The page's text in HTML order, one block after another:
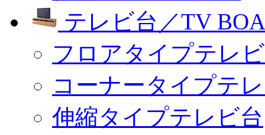
テレビ台／TV
フロアタイプテレ
コーナータイプテ
伸縮タイプテレビ台